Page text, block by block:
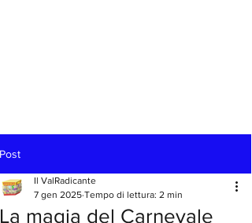
Post
La magia del Carnevale
Il ValRadicante
7 gen 2025 Tempo di lettura: 2 min